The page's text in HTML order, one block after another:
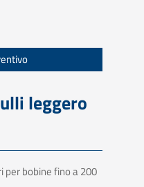
leggero
per bobine fino a 200